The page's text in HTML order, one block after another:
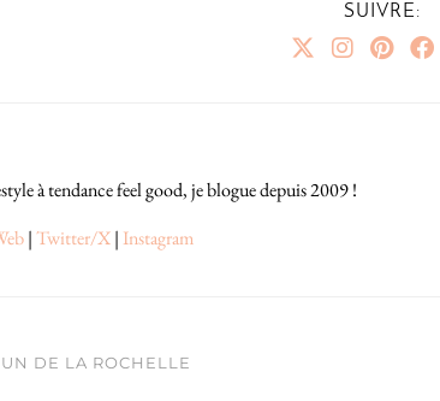
SUIVRE:
à tendance feel good, je blogue depuis 2009 !
|Twitter/X| Instagram
DE LA ROCHELLE